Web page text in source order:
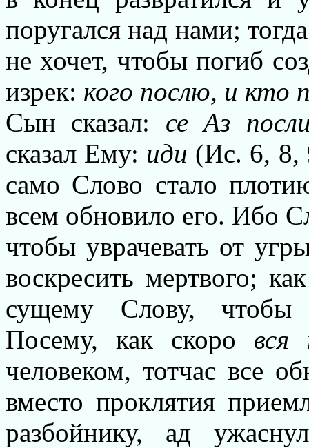
поругался над нами;
не хочет, чтобы погиб
изрек: кого послю, и кто
Сын сказал: се Аз
сказал Ему: иди (Ис. 6, 8,
само Слово стало
всем обновило его. Ибо
чтобы уврачевать от
воскресить мертвого;
сущему Слову, чтобы
Посему, как скоро вся
человеком, тотчас все
вместо проклятия
разбойнику, ад